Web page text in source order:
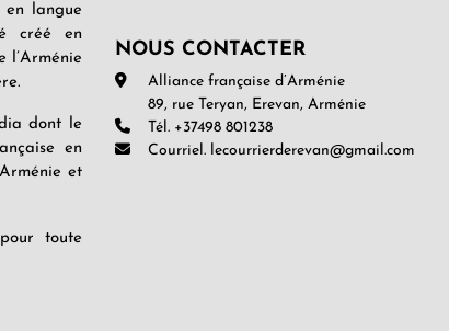
en langue
créé en
l’Arménie
dont le
en
et
toute
NOUS CONTACTER
Alliance française d’Arménie
89, rue Teryan, Erevan, Arménie
Tél. +37498 801238
Courriel. lecourrierderevan@gmail.com